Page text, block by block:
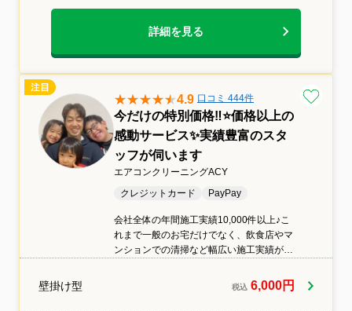
詳細を見る
4.9 口コミ 444件
今だけの特別価格‼️⭐価格以上の
感動サービス✨実績豊富のスタ
ッフが伺います
エアコンクリーニングACY
クレジットカード
PayPay
会社全体の年間施工実績10,000件以上♪こ
れまで一般のお宅だけでなく、飲食店やマ
ンションでの清掃など幅広い施工実績がご
にやさしい洗剤を使用しています。小さな
お子様がおられたり、ペットを飼われてい
壁掛け型 税込 6,000円